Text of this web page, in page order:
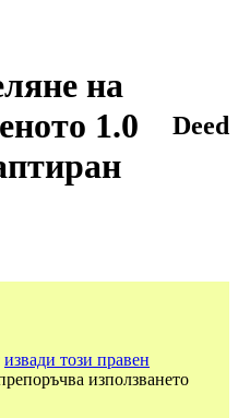
на
1.0
Deed
извади този правен
използването